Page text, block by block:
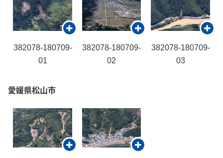
382078-180709-
01
382078-180709-
02
382078-180709-
03
愛媛県松山市